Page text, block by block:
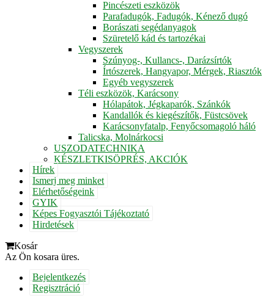
Pincészeti eszközök
Parafadugók, Fadugók, Kénező dugó
Borászati segédanyagok
Szüretelő kád és tartozékai
Vegyszerek
Szúnyog-, Kullancs-, Darázsírtók
Írtószerek, Hangyapor, Mérgek, Riasztók
Egyéb vegyszerek
Téli eszközök, Karácsony
Hólapátok, Jégkaparók, Szánkók
Kandallók és kiegészítők, Füstcsövek
Karácsonyfatalp, Fenyőcsomagoló háló
Talicska, Molnárkocsi
USZODATECHNIKA
KÉSZLETKISÖPRÉS, AKCIÓK
Hírek
Ismerj meg minket
Elérhetőségeink
GYIK
Képes Fogyasztói Tájékoztató
Hirdetések
Kosár
Az Ön kosara üres.
Bejelentkezés
Regisztráció